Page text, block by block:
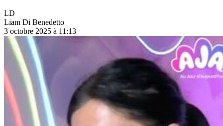
LD
Liam Di Benedetto
3 octobre 2025 à 11:13